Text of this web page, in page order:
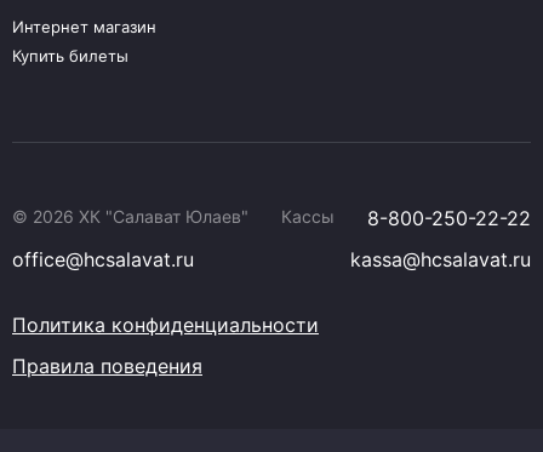
Интернет магазин
Купить билеты
© 2026 ХК "Салават Юлаев" Кассы
8-800-250-22-22
office@hcsalavat.ru
kassa@hcsalavat.ru
Политика конфиденциальности
Правила поведения